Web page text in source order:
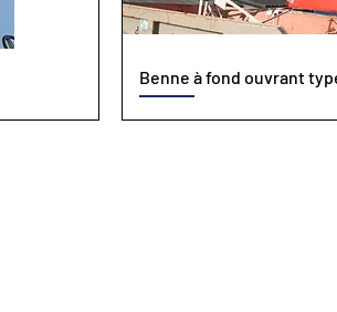
Benne à fond ouvrant